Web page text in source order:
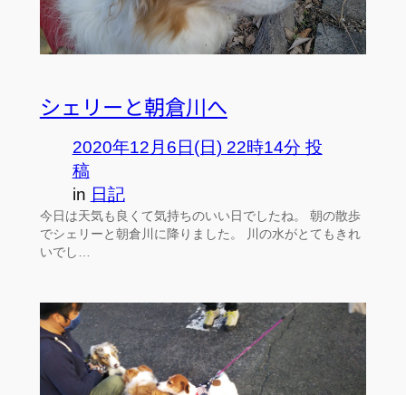
シェリーと朝倉川へ
2020年12月6日(日) 22時14分 投
稿
in 日記
今日は天気も良くて気持ちのいい日でしたね。 朝の散歩
でシェリーと朝倉川に降りました。 川の水がとてもきれ
いでし…